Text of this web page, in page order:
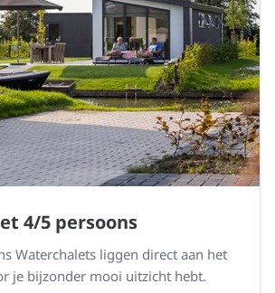
4/5 persoons
Waterchalets liggen direct aan het
je bijzonder mooi uitzicht hebt.